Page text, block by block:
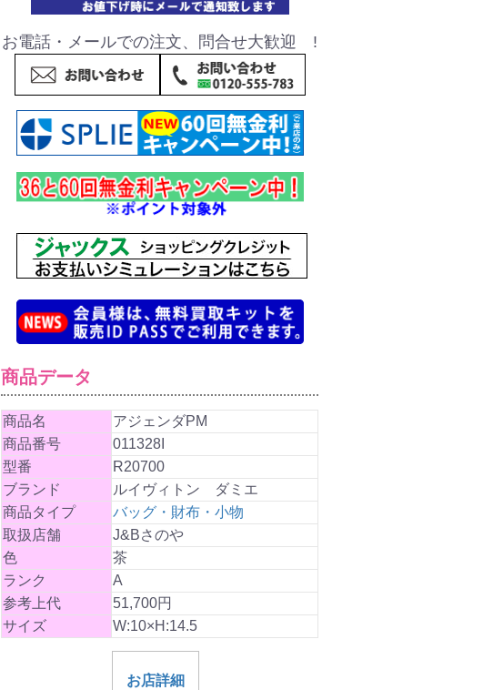
お電話・メールでの注文、問合せ大歓迎 !
商品データ
商品名
アジェンダPM
商品番号
011328I
型番
R20700
ブランド
ルイヴィトン ダミエ
商品タイプ
バッグ・財布・小物
取扱店舗
J&Bさのや
色
茶
ランク
A
参考上代
51,700円
サイズ
W:10×H:14.5
お店詳細